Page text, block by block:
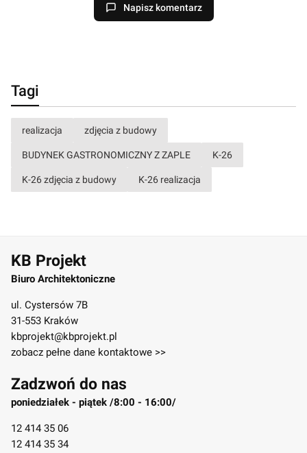
Napisz komentarz
Tagi
realizacja zdjęcia z budowy
BUDYNEK GASTRONOMICZNY Z ZAPLE K-26
K-26 zdjęcia z budowy K-26 realizacja
KB Projekt
Biuro Architektoniczne
ul. Cystersów 7B
31-553 Kraków
kbprojekt@kbprojekt.pl
zobacz pełne dane kontaktowe >>
Zadzwoń do nas
poniedziałek - piątek /8:00 - 16:00/
12 414 35 06
12 414 35 34